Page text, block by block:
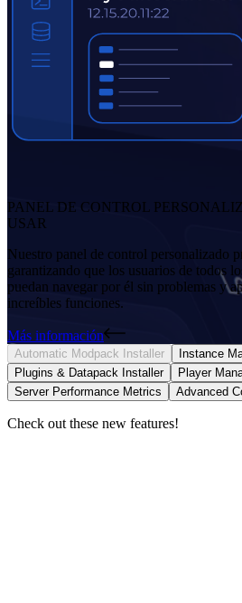
PANEL DE CONTROL
USAR
Nuestro panel de control personalizado
garantizando que los usuarios de todos
puedan navegar por él sin problemas y
increíbles funciones.
Más información
Automatic Modpack Installer
Instance
Plugins & Datapack Installer
Player
Server Performance Metrics
Advanced
Check out these new features!